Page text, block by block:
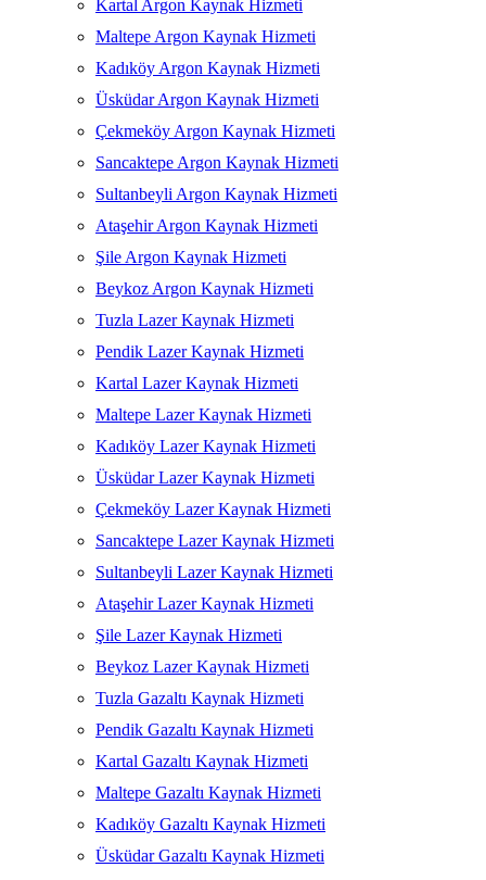
Kartal Argon Kaynak Hizmeti
Maltepe Argon Kaynak Hizmeti
Kadıköy Argon Kaynak Hizmeti
Üsküdar Argon Kaynak Hizmeti
Çekmeköy Argon Kaynak Hizmeti
Sancaktepe Argon Kaynak Hizmeti
Sultanbeyli Argon Kaynak Hizmeti
Ataşehir Argon Kaynak Hizmeti
Şile Argon Kaynak Hizmeti
Beykoz Argon Kaynak Hizmeti
Tuzla Lazer Kaynak Hizmeti
Pendik Lazer Kaynak Hizmeti
Kartal Lazer Kaynak Hizmeti
Maltepe Lazer Kaynak Hizmeti
Kadıköy Lazer Kaynak Hizmeti
Üsküdar Lazer Kaynak Hizmeti
Çekmeköy Lazer Kaynak Hizmeti
Sancaktepe Lazer Kaynak Hizmeti
Sultanbeyli Lazer Kaynak Hizmeti
Ataşehir Lazer Kaynak Hizmeti
Şile Lazer Kaynak Hizmeti
Beykoz Lazer Kaynak Hizmeti
Tuzla Gazaltı Kaynak Hizmeti
Pendik Gazaltı Kaynak Hizmeti
Kartal Gazaltı Kaynak Hizmeti
Maltepe Gazaltı Kaynak Hizmeti
Kadıköy Gazaltı Kaynak Hizmeti
Üsküdar Gazaltı Kaynak Hizmeti